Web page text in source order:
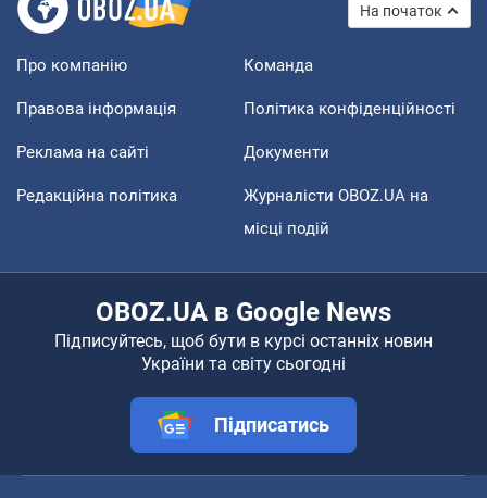
На початок
Про компанію Команда
Правова інформація Політика конфіденційності
Реклама на сайті Документи
Редакційна політика
Журналісти OBOZ.UA на
місці подій
OBOZ.UA в Google News
Підписуйтесь, щоб бути в курсі останніх новин
України та світу сьогодні
Підписатись